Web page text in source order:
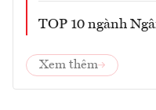
TOP 10 ngành
Xem thêm